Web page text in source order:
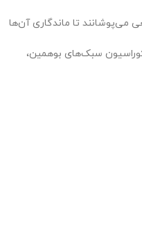
می‌پوشانند تا ماندگاری آن‌ها
سبک‌های بوهمین،